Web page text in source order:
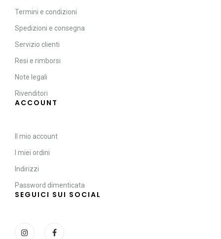
Termini e condizioni
Spedizioni e consegna
Servizio clienti
Resi e rimborsi
Note legali
Rivenditori
ACCOUNT
Il mio account
I miei ordini
Indirizzi
Password dimenticata
SEGUICI SUI SOCIAL